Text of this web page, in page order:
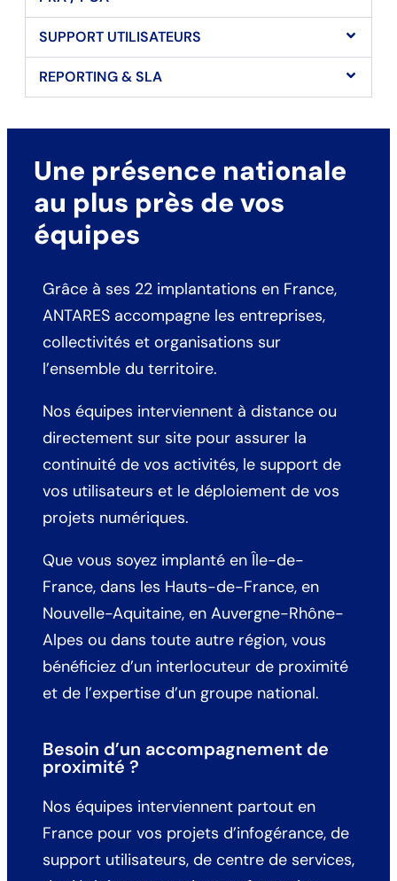
SUPPORT UTILISATEURS
REPORTING & SLA
Une présence nationale
au plus près de vos
équipes
Grâce à ses 22 implantations en France,
ANTARES accompagne les entreprises,
collectivités et organisations sur
l’ensemble du territoire.
Nos équipes interviennent à distance ou
directement sur site pour assurer la
continuité de vos activités, le support de
vos utilisateurs et le déploiement de vos
projets numériques.
Que vous soyez implanté en Île-de-
France, dans les Hauts-de-France, en
Nouvelle-Aquitaine, en Auvergne-Rhône-
Alpes ou dans toute autre région, vous
bénéficiez d’un interlocuteur de proximité
et de l’expertise d’un groupe national.
Besoin d’un accompagnement de
proximité ?
Nos équipes interviennent partout en
France pour vos projets d’infogérance, de
support utilisateurs, de centre de services,